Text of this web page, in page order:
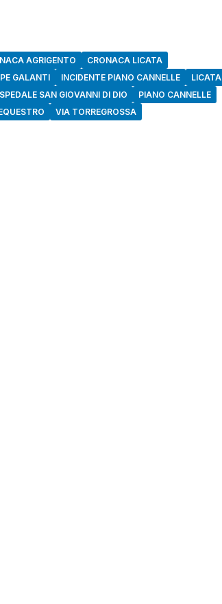
AGRIGENTO
CRONACA LICATA
GALANTI INCIDENTE PIANO CANNELLE
LICATA
SAN GIOVANNI DI DIO
PIANO CANNELLE
VIA TORREGROSSA